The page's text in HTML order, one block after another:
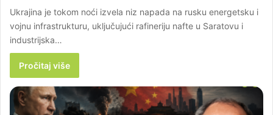
Ukrajina je tokom noći izvela niz napada na rusku energetsku i
vojnu infrastrukturu, uključujući rafineriju nafte u Saratovu i
industrijska…
Pročitaj više